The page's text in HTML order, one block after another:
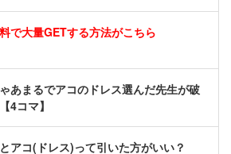
で大量GETする方法がこちら
あまるでアコのドレス選んだ先生が破
4コマ】
アコ(ドレス)って引いた方がいい？